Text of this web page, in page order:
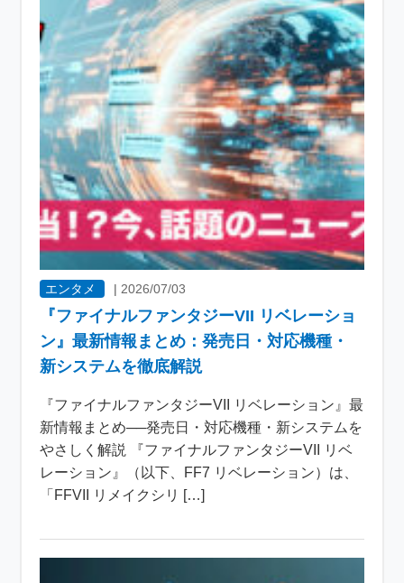
エンタメ | 2026/07/03
『ファイナルファンタジーVII リベレーショ
ン』最新情報まとめ：発売日・対応機種・
新システムを徹底解説
『ファイナルファンタジーVII リベレーション』最
新情報まとめ──発売日・対応機種・新システムを
やさしく解説 『ファイナルファンタジーVII リベ
レーション』（以下、FF7 リベレーション）は、
「FFVII リメイクシリ […]